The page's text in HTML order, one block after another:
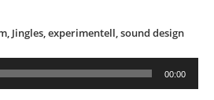
Jingles, experimentell, sound design
00:00